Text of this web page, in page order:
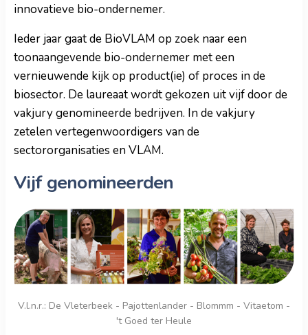
innovatieve bio-ondernemer.
Ieder jaar gaat de BioVLAM op zoek naar een
toonaangevende bio-ondernemer met een
vernieuwende kijk op product(ie) of proces in de
biosector. De laureaat wordt gekozen uit vijf door de
vakjury genomineerde bedrijven. In de vakjury
zetelen vertegenwoordigers van de
sectororganisaties en VLAM.
Vijf genomineerden
V.l.n.r.: De Vleterbeek - Pajottenlander - Blommm - Vitaetom -
't Goed ter Heule